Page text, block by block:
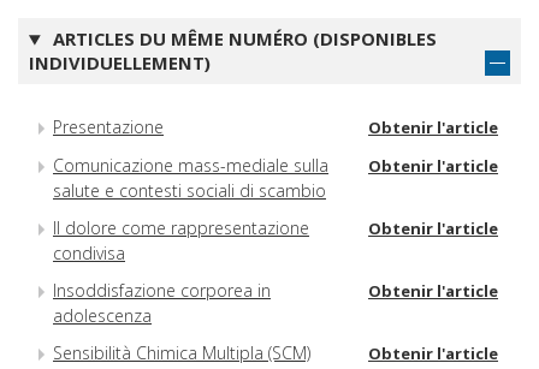
ARTICLES DU MÊME NUMÉRO (DISPONIBLES
INDIVIDUELLEMENT)
Presentazione Obtenir l'article
Comunicazione mass-mediale sulla
salute e contesti sociali di scambio
Obtenir l'article
Il dolore come rappresentazione
condivisa
Obtenir l'article
Insoddisfazione corporea in
adolescenza
Obtenir l'article
Sensibilità Chimica Multipla (SCM) Obtenir l'article